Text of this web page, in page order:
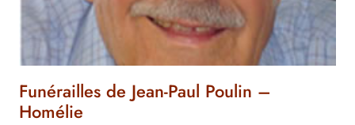
Funérailles de Jean-Paul Poulin –
Homélie